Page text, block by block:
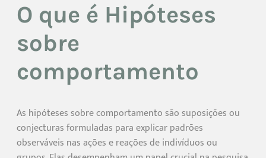
O que é Hipóteses
sobre
comportamento
As hipóteses sobre comportamento são suposições ou
conjecturas formuladas para explicar padrões
observáveis nas ações e reações de indivíduos ou